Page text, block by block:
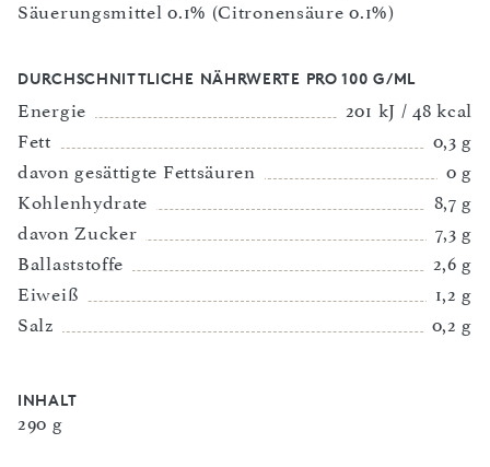
Säuerungsmittel 0.1% (Citronensäure 0.1%)
DURCHSCHNITTLICHE NÄHRWERTE PRO 100 G/ML
Energie
201 kJ / 48 kcal
Fett
0,3 g
davon gesättigte Fettsäuren
0 g
Kohlenhydrate
8,7 g
davon Zucker
7,3 g
Ballaststoffe
2,6 g
Eiweiß
1,2 g
Salz
0,2 g
INHALT
290 g